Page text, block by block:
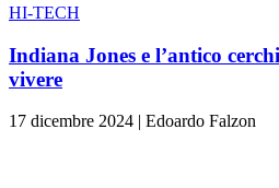
HI-TECH
Indiana Jones e l’antico
vivere
17 dicembre 2024 | Edoardo Falzon